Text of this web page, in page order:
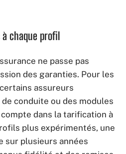
à chaque profil
ne passe pas
des garanties. Pour les
assureurs
conduite ou des modules
dans la tarification à
plus expérimentés, une
sur plusieurs années